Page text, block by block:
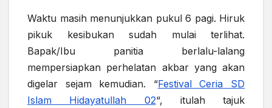
Waktu masih menunjukkan pukul 6 pagi. Hiruk
pikuk kesibukan sudah mulai terlihat.
Bapak/Ibu panitia berlalu-lalang
mempersiapkan perhelatan akbar yang akan
digelar sejam kemudian. “Festival Ceria SD
Islam Hidayatullah 02“, itulah tajuk